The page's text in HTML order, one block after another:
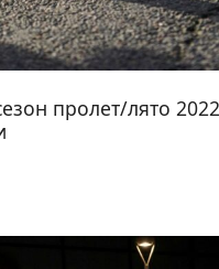
пролет/лято